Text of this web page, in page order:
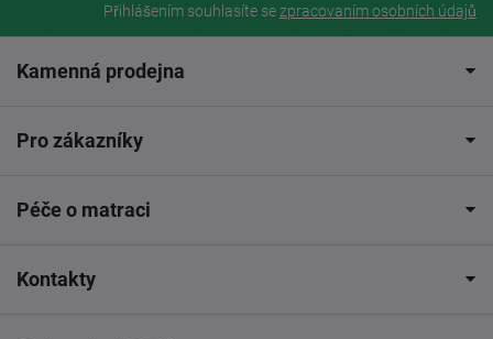
Přihlášením souhlasíte sezpracovaním osobních údajů
Kamenná prodejna
Pro zákazníky
Péče o matraci
Kontakty